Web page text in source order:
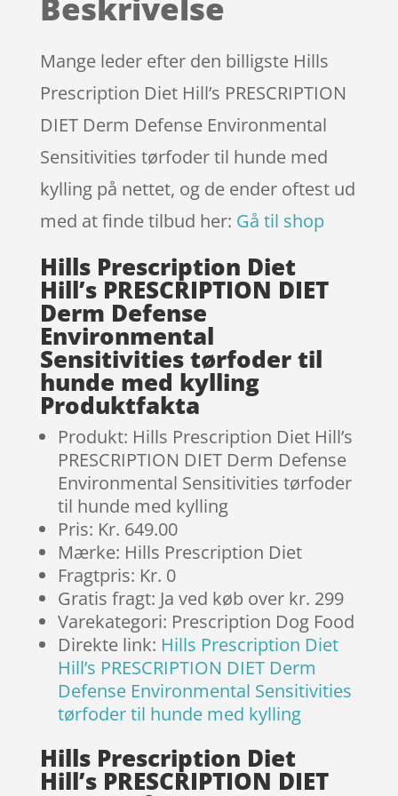
på
ømmels
er
Mange leder efter den billigste Hills
Prescription Diet Hill’s PRESCRIPTION
DIET Derm Defense Environmental
Sensitivities tørfoder til hunde med
kylling på nettet, og de ender oftest ud
med at finde tilbud her: Gå til shop
Hills Prescription Diet
Hill’s PRESCRIPTION DIET
Derm Defense
Environmental
Sensitivities tørfoder til
hunde med kylling
Produktfakta
Produkt: Hills Prescription Diet Hill’s
PRESCRIPTION DIET Derm Defense
Environmental Sensitivities tørfoder
til hunde med kylling
Pris: Kr. 649.00
Mærke: Hills Prescription Diet
Fragtpris: Kr. 0
Gratis fragt: Ja ved køb over kr. 299
Varekategori: Prescription Dog Food
Direkte link: Hills Prescription Diet
Hill’s PRESCRIPTION DIET Derm
Defense Environmental Sensitivities
tørfoder til hunde med kylling
Hills Prescription Diet
Hill’s PRESCRIPTION DIET